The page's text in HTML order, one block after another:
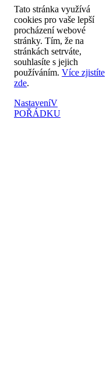
Tato stránka využívá
cookies pro vaše lepší
procházení webové
stránky. Tím, že na
stránkách setrváte,
souhlasíte s jejich
používáním. Více zjistíte
zde.
NastaveníV
POŘÁDKU